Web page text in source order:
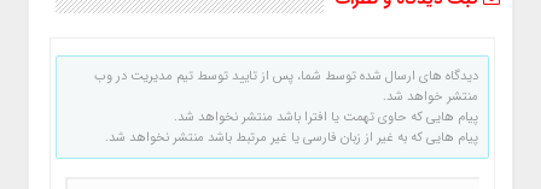
دیدگاه های ارسال شده توسط شما، پس از تایید توسط تیم مدیریت در وب
منتشر خواهد شد.
پیام هایی که حاوی تهمت یا افترا باشد منتشر نخواهد شد.
پیام هایی که به غیر از زبان فارسی یا غیر مرتبط باشد منتشر نخواهد شد.